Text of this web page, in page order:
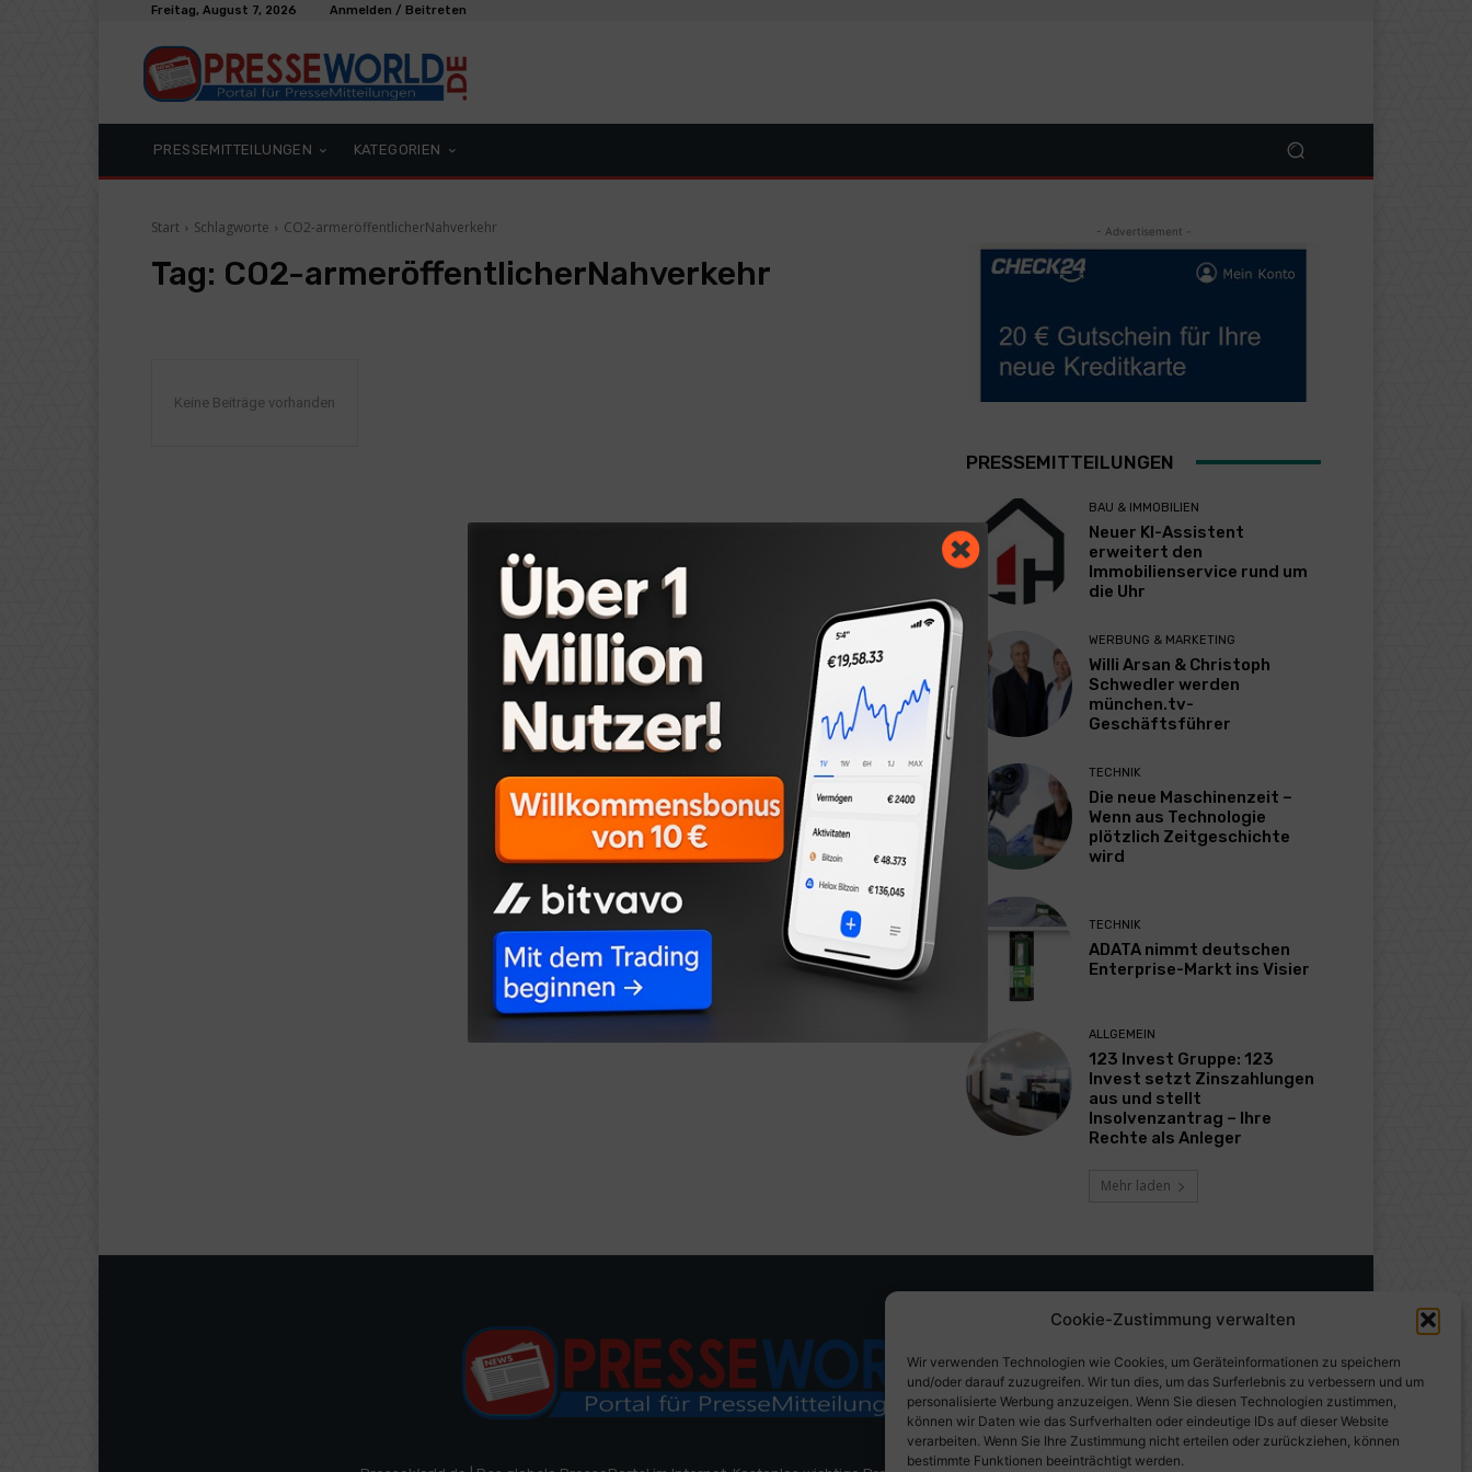
Cookie-Zustimmung verwalten
Wir verwenden Technologien wie Cookies, um Geräteinformationen zu speichern
und/oder darauf zuzugreifen. Wir tun dies, um das Surferlebnis zu verbessern und um
personalisierte Werbung anzuzeigen. Wenn Sie diesen Technologien zustimmen,
können wir Daten wie das Surfverhalten oder eindeutige IDs auf dieser Website
verarbeiten. Wenn Sie Ihre Zustimmung nicht erteilen oder zurückziehen, können
bestimmte Funktionen beeinträchtigt werden.
Freitag, August 7, 2026 Anmelden / Beitreten
PRESSEMITTEILUNGEN KATEGORIEN
Start Schlagworte CO2-armeröffentlicherNahverkehr
Tag: CO2-armeröffentlicherNahverkehr
Keine Beiträge vorhanden
- Advertisement -
PRESSEMITTEILUNGEN
BAU & IMMOBILIEN
Neuer KI-Assistent
erweitert den
Immobilienservice rund um
die Uhr
WERBUNG & MARKETING
Willi Arsan & Christoph
Schwedler werden
münchen.tv-
Geschäftsführer
TECHNIK
Die neue Maschinenzeit –
Wenn aus Technologie
plötzlich Zeitgeschichte
wird
TECHNIK
ADATA nimmt deutschen
Enterprise-Markt ins Visier
ALLGEMEIN
123 Invest Gruppe: 123
Invest setzt Zinszahlungen
aus und stellt
Insolvenzantrag – Ihre
Rechte als Anleger
Mehr laden